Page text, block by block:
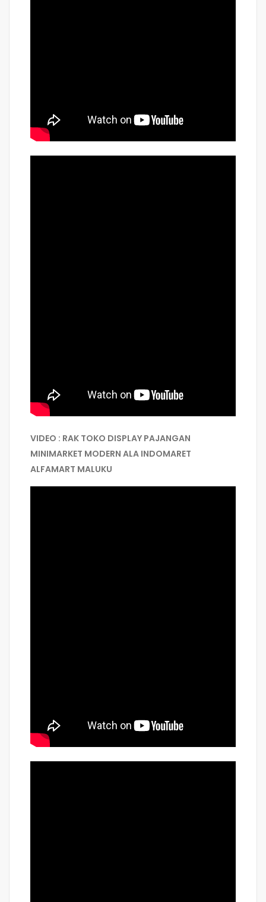
VIDEO : RAK TOKO DISPLAY PAJANGAN
MINIMARKET MODERN ALA INDOMARET
ALFAMART MALUKU